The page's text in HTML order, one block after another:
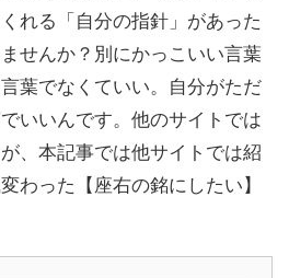
れる「自分の指針」があった
せんか？別にかっこいい言葉
葉でなくていい。自分がただ
いいんです。他のサイトでは
、本記事では他サイトでは紹
わった【座右の銘にしたい】